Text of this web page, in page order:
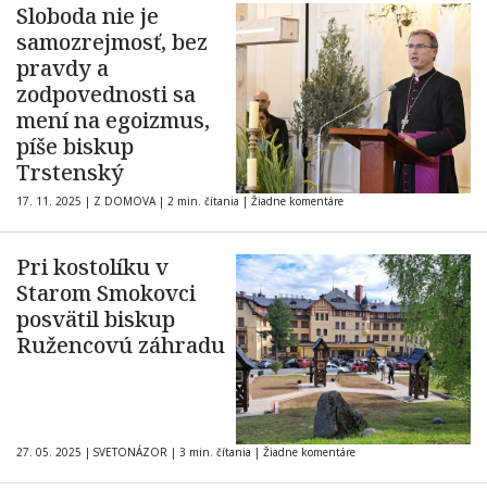
Sloboda nie je
samozrejmosť, bez
pravdy a
zodpovednosti sa
mení na egoizmus,
píše biskup
Trstenský
17. 11. 2025 | Z DOMOVA | 2 min. čítania | Žiadne komentáre
Pri kostolíku v
Starom Smokovci
posvätil biskup
Ružencovú záhradu
27. 05. 2025 | SVETONÁZOR | 3 min. čítania | Žiadne komentáre